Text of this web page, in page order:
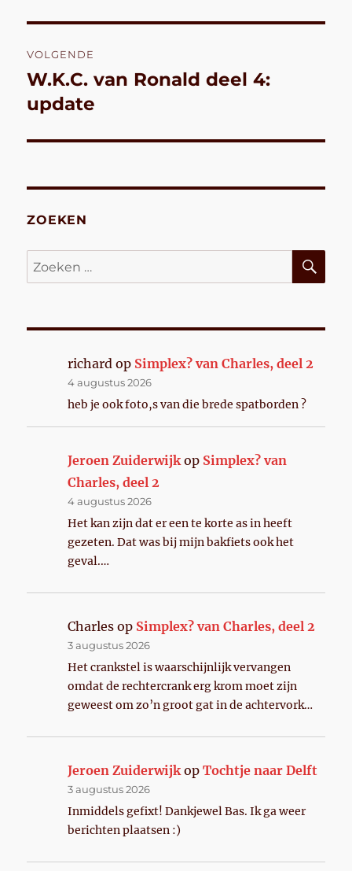
VOLGENDE
Volgend
bericht:
W.K.C. van Ronald deel 4:
update
ZOEKEN
Zoeken
naar:
richard op Simplex? van Charles, deel 2
4 augustus 2026
heb je ook foto,s van die brede spatborden ?
Jeroen Zuiderwijkop Simplex? van
Charles, deel 2
4 augustus 2026
Het kan zijn dat er een te korte as in heeft
gezeten. Dat was bij mijn bakfiets ook het
geval.…
Charles op Simplex? van Charles, deel 2
3 augustus 2026
Het crankstel is waarschijnlijk vervangen
omdat de rechtercrank erg krom moet zijn
geweest om zo’n groot gat in de achtervork…
Jeroen ZuiderwijkopTochtje naar Delft
3 augustus 2026
Inmiddels gefixt! Dankjewel Bas. Ik ga weer
berichten plaatsen :)